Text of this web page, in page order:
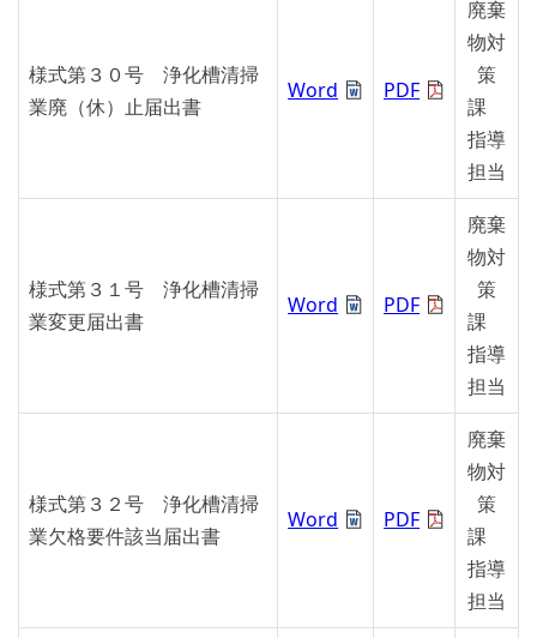
様式第３０号 浄化槽清掃
業廃（休）止届出書
Word PDF
廃棄
物対
策
課
指導
担当
様式第３１号 浄化槽清掃
業変更届出書
Word PDF
廃棄
物対
策
課
指導
担当
様式第３２号 浄化槽清掃
業欠格要件該当届出書
Word PDF
廃棄
物対
策
課
指導
担当